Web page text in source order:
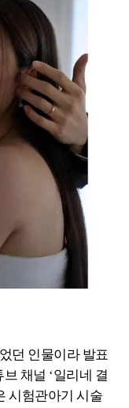
던 인물이라 발표
채널 ‘일리네 결
시험관아기 시술